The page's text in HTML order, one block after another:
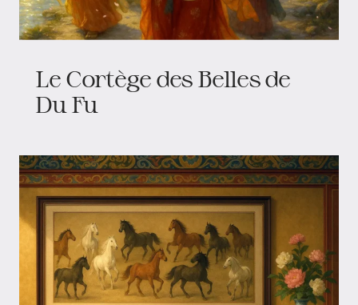
Le Cortège des Belles de
Du Fu